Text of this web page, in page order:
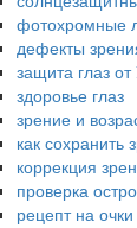
фотохромные
дефекты
защита глаз
здоровье глаз
зрение и
как сохранить
коррекция
проверка
рецепт на очки